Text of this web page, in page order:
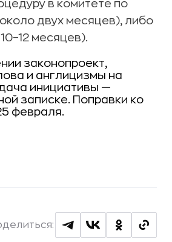
в комитете по
двух месяцев), либо
месяцев).
законопроект,
и англицизмы на
инициативы —
записке. Поправки ко
февраля.